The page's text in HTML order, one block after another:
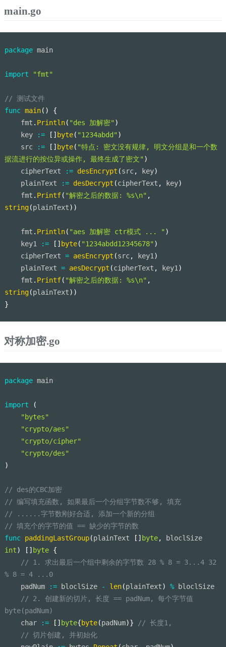
main.go
package main
import "fmt"
// 测试文件
func main( )
{
    fmt
. Println( "des 加解密" )
    key
:= [ ] byte( "1234abdd" )
    src
:= [ ] byte( "特点: 密文没有规律, 明文分组是和一个数
据流进行的按位异或操作, 最终生成了密文" )
    cipherText
:= desEncrypt (src, key)
    plainText
:= desDecrypt (cipherText , key)
    fmt
. Printf( "解密之后的数据: %s\n" ,
string(plainText) )
    fmt
. Println( "aes 加解密 ctr模式 ... " )
    key1
:= [ ] byte( "1234abdd12345678" )
    cipherText
= aesEncrypt (src, key1 )
    plainText
= aesDecrypt (cipherText , key1 )
    fmt
. Printf( "解密之后的数据: %s\n" ,
string(plainText) )
}
对称加密.go
package main
import
(
"bytes"
"crypto/aes"
"crypto/cipher"
"crypto/des"
)
// des的CBC加密
// 编写填充函数, 如果最后一个分组字节数不够, 填充
// ......字节数刚好合适, 添加一个新的分组
// 填充个的字节的值 == 缺少的字节的数
func paddingLastGroup(plainText [ ]byte,
int) [ ]byte {
// 1. 求出最后一个组中剩余的字节数 28 % 8 = 3...4 32
% 8 = 4 ...0
    padNum
:= bloclSize - len(plainText) % bloclSize
// 2. 创建新的切片, 长度 == padNum, 每个字节值
byte(padNum)
    char
:= [ ]byte{byte(padNum)}
// 长度1,
// 切片创建, 并初始化